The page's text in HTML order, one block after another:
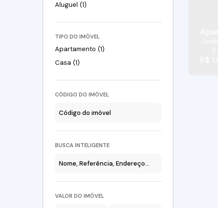
Aluguel (1)
TIPO DO IMÓVEL
Apartamento (1)
Casa (1)
CÓDIGO DO IMÓVEL
BUSCA INTELIGENTE
VALOR DO IMÓVEL